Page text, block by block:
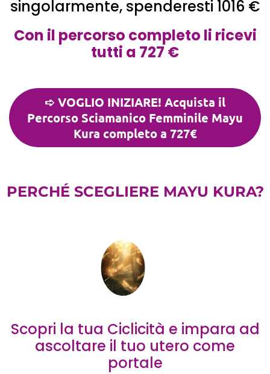
singolarmente, spenderesti 1016 €
Con il percorso completo li ricevi
tutti a 727 €
➪ VOGLIO INIZIARE! Acquista il
Percorso Sciamanico Femminile Mayu
Kura completo a 727€
PERCHÉ SCEGLIERE MAYU KURA?
Scopri la tua Ciclicità e impara ad
ascoltare il tuo utero come
portale